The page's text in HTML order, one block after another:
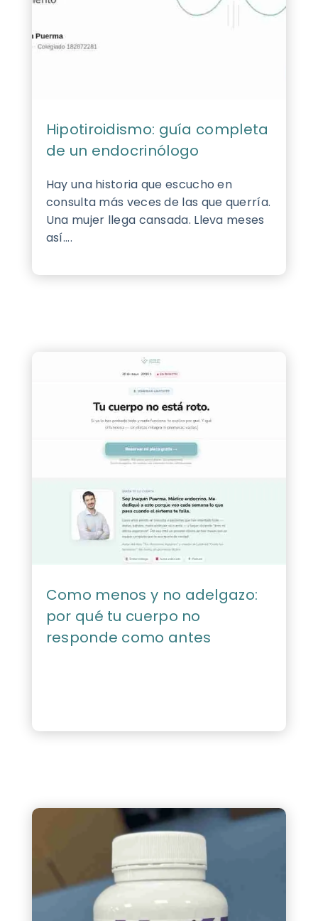
Hipotiroidismo: guía completa
de un endocrinólogo
Hay una historia que escucho en
consulta más veces de las que querría.
Una mujer llega cansada. Lleva meses
así....
Como menos y no adelgazo:
por qué tu cuerpo no
responde como antes